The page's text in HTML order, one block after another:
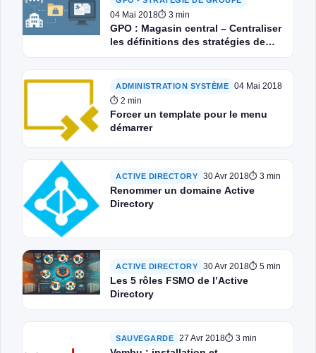
04 Mai 2018⏱ 3 min
GPO : Magasin central – Centraliser
les définitions des stratégies de
ADMINISTRATION SYSTÈME
04 Mai 2018
⏱ 2 min
Forcer un template pour le menu
démarrer
ACTIVE DIRECTORY 30 Avr 2018⏱ 3 min
Renommer un domaine Active
Directory
ACTIVE DIRECTORY 30 Avr 2018⏱ 5 min
Les 5 rôles FSMO de l’Active
Directory
SAUVEGARDE 27 Avr 2018⏱ 3 min